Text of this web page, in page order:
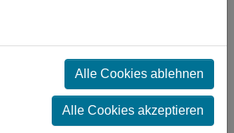
Modernisierungsmaßnahmen
Jugendarbeit im Konstanzer
Bedeutung der Einrichtung
Jahre erfüllt das
Alle Cookies ablehnen
Alle Cookies akzeptieren